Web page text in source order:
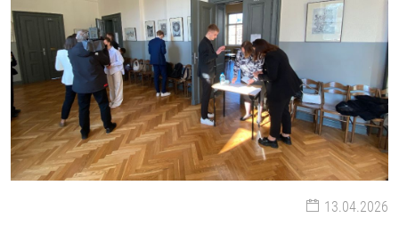
13.04.2026